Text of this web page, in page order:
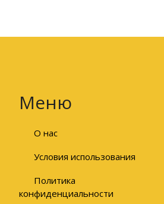
Меню
О нас
Условия использования
Политика
конфиденциальности